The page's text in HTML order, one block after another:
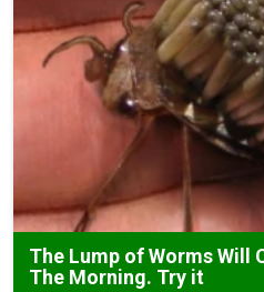
The Lump of Worms Will
The Morning. Try it